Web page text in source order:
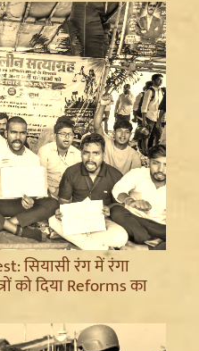
सियासी रंग में रंगा
को दिया Reforms का